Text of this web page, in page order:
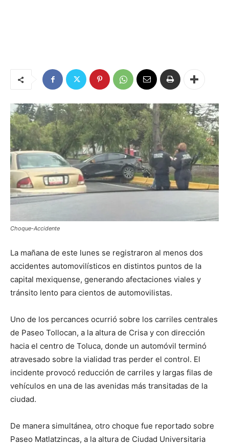
Choque-Accidente
La mañana de este lunes se registraron al menos dos
accidentes automovilísticos en distintos puntos de la
capital mexiquense, generando afectaciones viales y
tránsito lento para cientos de automovilistas.
Uno de los percances ocurrió sobre los carriles centrales
de Paseo Tollocan, a la altura de Crisa y con dirección
hacia el centro de Toluca, donde un automóvil terminó
atravesado sobre la vialidad tras perder el control. El
incidente provocó reducción de carriles y largas filas de
vehículos en una de las avenidas más transitadas de la
ciudad.
De manera simultánea, otro choque fue reportado sobre
Paseo Matlatzincas, a la altura de Ciudad Universitaria